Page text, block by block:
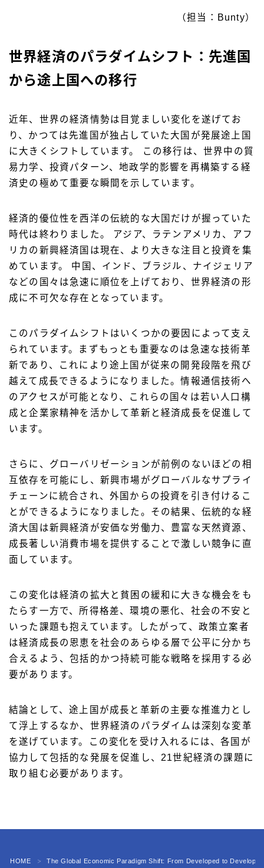
（担当：Bunty）
世界経済のパラダイムシフト：先進国
から途上国への移行
近年、世界の経済情勢は目覚ましい変化を遂げてお
り、かつては先進国が独占していた大国が発展途上国
に大きくシフトしています。
この移行は、世界中の貿
易力学、投資パターン、地政学的影響を再構築する経
済史の極めて重要な瞬間を示しています。
経済的優位性を西洋の伝統的な大国だけが握っていた
時代は終わりました。
アジア、ラテンアメリカ、アフ
リカの新興経済国は現在、より大きな注目と投資を集
めています。
中国、インド、ブラジル、ナイジェリア
などの国々は急速に順位を上げており、世界経済の形
成に不可欠な存在となっています。
このパラダイムシフトはいくつかの要因によって支え
られています。まずもっとも重要なのは急速な技術革
新であり、これにより途上国が従来の開発段階を飛び
越えて成長できるようになりました。情報通信技術へ
のアクセスが可能となり、これらの国々は若い人口構
成と企業家精神を活かして革新と経済成長を促進して
います。
さらに、グローバリゼーションが前例のないほどの相
互依存を可能にし、新興市場がグローバルなサプライ
チェーンに統合され、外国からの投資を引き付けるこ
とができるようになりました。その結果、伝統的な経
済大国は新興経済が安価な労働力、豊富な天然資源、
成長著しい消費市場を提供することで激しい競争に直
面しています。
この変化は経済の拡大と貧困の緩和に大きな機会をも
たらす一方で、所得格差、環境の悪化、社会の不安と
いった課題も抱えています。したがって、政策立案者
は経済成長の恩恵を社会のあらゆる層で公平に分かち
合えるよう、包括的かつ持続可能な戦略を採用する必
要があります。
結論として、途上国が成長と革新の主要な推進力とし
て浮上するなか、世界経済のパラダイムは深刻な変革
を遂げています。この変化を受け入れるには、各国が
協力して包括的な発展を促進し、21世紀経済の課題に
取り組む必要があります。
HOME ＞ The Global Economic Paradigm Shift: From Developed to